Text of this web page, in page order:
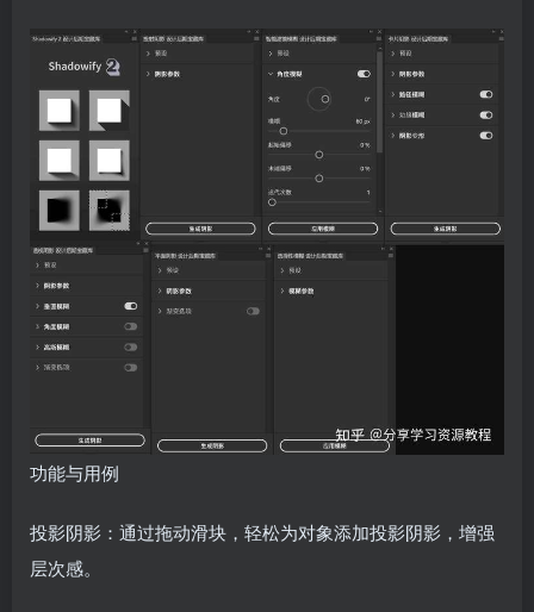
功能与用例
投影阴影：通过拖动滑块，轻松为对象添加投影阴影，增强
层次感。